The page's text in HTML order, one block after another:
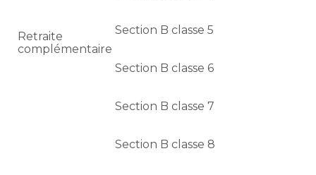
Retraite
complémentaire
Section B classe 5
Section B classe 6
Section B classe 7
Section B classe 8